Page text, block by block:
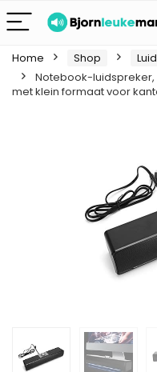
Home Shop
Notebook-luidspreker,
met klein formaat voor